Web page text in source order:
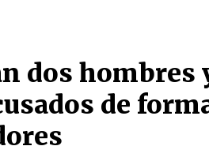
dos hombres
de